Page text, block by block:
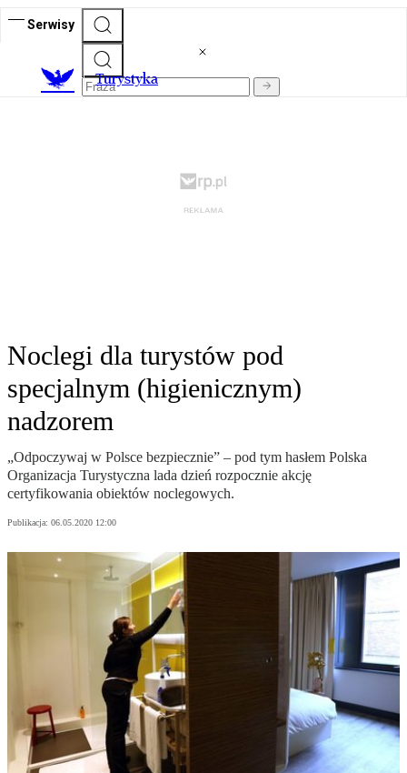
Serwisy
Turystyka
Noclegi dla turystów pod
specjalnym (higienicznym)
nadzorem
„Odpoczywaj w Polsce bezpiecznie” – pod tym hasłem Polska
Organizacja Turystyczna lada dzień rozpocznie akcję
certyfikowania obiektów noclegowych.
Publikacja: 06.05.2020 12:00